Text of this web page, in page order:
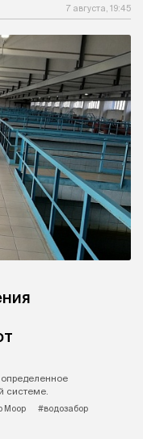
7 августа, 19:45
определенное
системе.
Моор
#водозабор